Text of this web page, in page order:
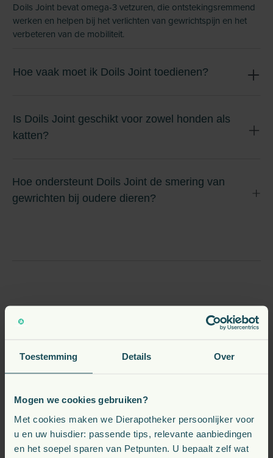
Toestemming Details Over
Mogen we cookies gebruiken?
Met cookies maken we Dierapotheker persoonlijker voor
u en uw huisdier: passende tips, relevante aanbiedingen
en het soepel sparen van Petpunten. U bepaalt zelf wat
Doils Joint bevat omega-3 vetzuren, die ontstekingsremmend
werken en helpen bij het verlichten van gewrichtspijn en het
verbeteren van de mobiliteit.
Hoe vaak moet ik Doils Joint toedienen?
Is Doils Joint geschikt voor zowel honden als
katten?
Hoe ondersteunt Doils Joint de smering van
gewrichten bij oudere dieren?